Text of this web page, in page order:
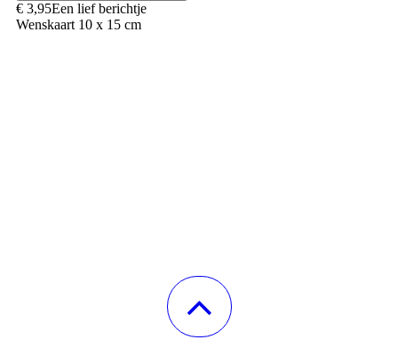
€ 3,95Een lief berichtje
Wenskaart 10 x 15 cm